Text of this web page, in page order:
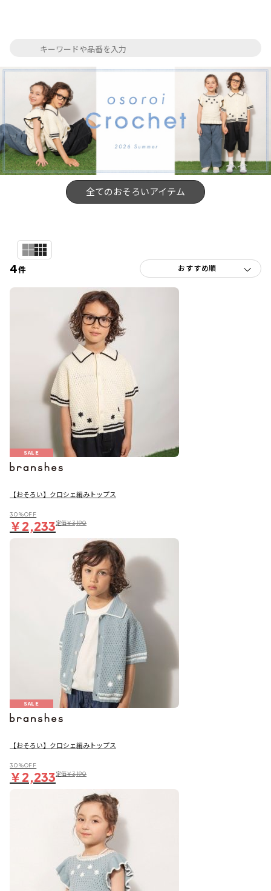
全てのおそろいアイテム
4件
SALE
【おそろい】クロシェ編みトップス
30％OFF
￥2,233定価￥3,190
SALE
【おそろい】クロシェ編みトップス
30％OFF
￥2,233定価￥3,190